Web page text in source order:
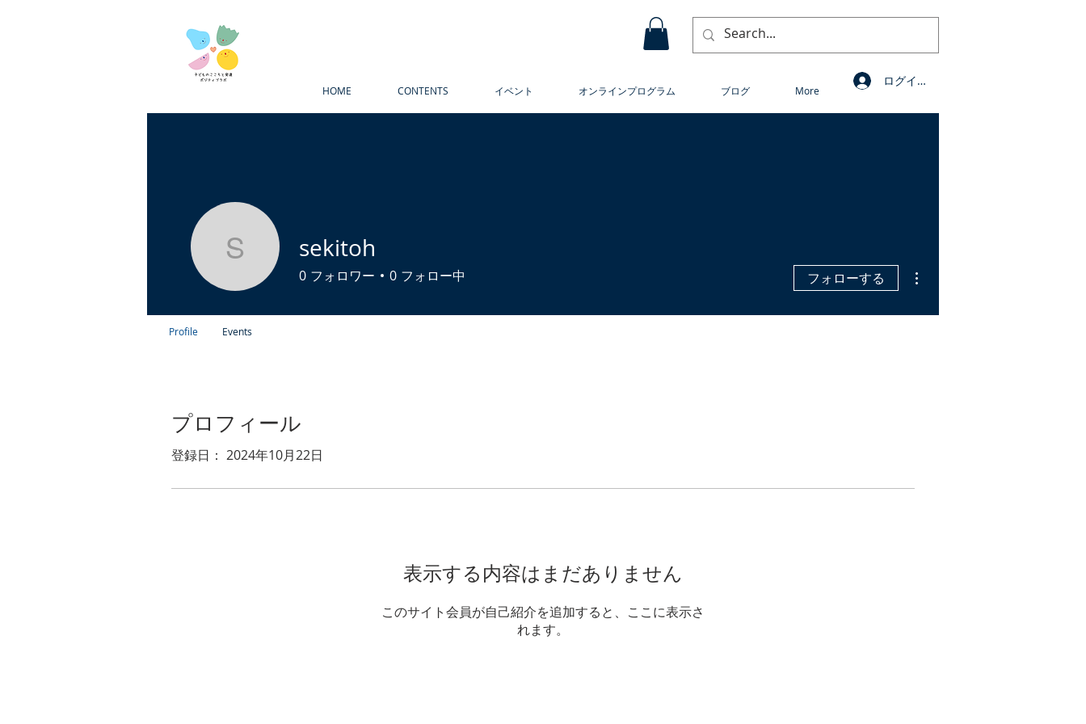
HOME CONTENTS イベント オンラインプログラム ブログ More
ログイン
プロフィール
登録日： 2024年10月22日
表示する内容はまだありません
このサイト会員が自己紹介を追加すると、ここに表示さ
れます。
sekitohsekitoh
0 フォロワー 0 フォロー中 フォローする
Profile Events